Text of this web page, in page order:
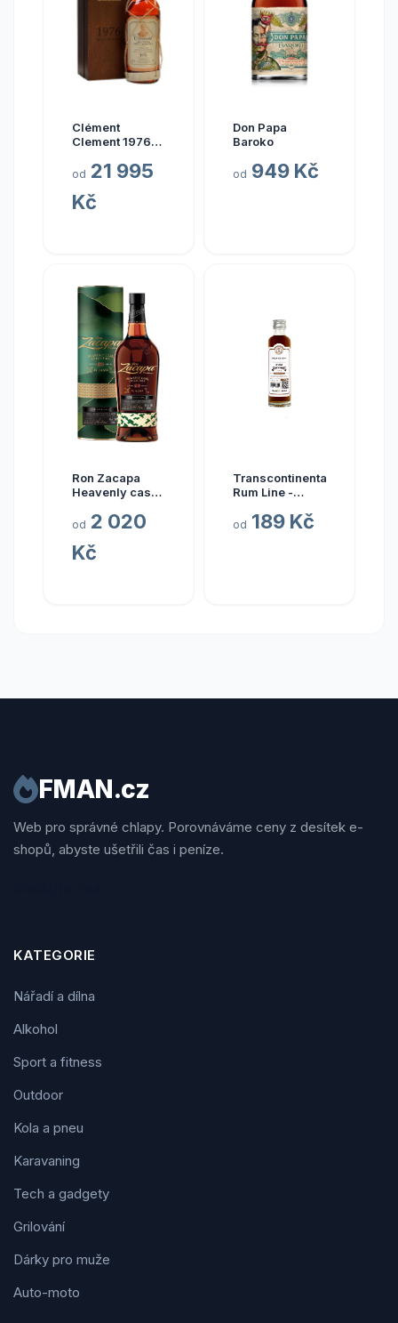
Clément
Clement 1976
od 21 995
Kč
Don Papa
Baroko
od 949 Kč
Ron Zacapa
Heavenly cask
Alma 23y 40%
od 2 020
Kč
Transcontinental
Rum Line -
2015
od 189 Kč
FMAN.cz
Web pro správné chlapy. Porovnáváme ceny z desítek e-
shopů, abyste ušetřili čas i peníze.
KATEGORIE
Nářadí a dílna
Alkohol
Sport a fitness
Outdoor
Kola a pneu
Karavaning
Tech a gadgety
Grilování
Dárky pro muže
Auto-moto